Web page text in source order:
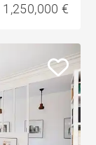
1,250,000 €